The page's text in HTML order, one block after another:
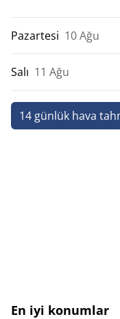
Pazartesi 10 Ağu
Salı 11 Ağu
14 günlük hava
En iyi konumlar